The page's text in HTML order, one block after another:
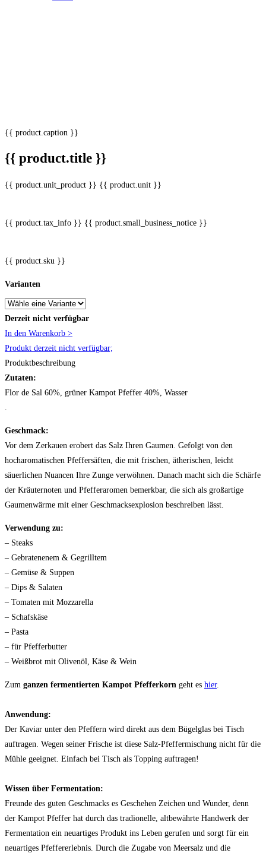
{{ product.caption }}
{{ product.title }}
{{ product.unit_product }} {{ product.unit }}
{{ product.tax_info }} {{ product.small_business_notice }}
{{ product.sku }}
Varianten
Derzeit nicht verfügbar
In den Warenkorb >
Produkt derzeit nicht verfügbar;
Produktbeschreibung
Zutaten:
Flor de Sal 60%, grüner Kampot Pfeffer 40%, Wasser
Geschmack:
Vor dem Zerkauen erobert das Salz Ihren Gaumen. Gefolgt von den
hocharomatischen Pfeffersäften, die mit frischen, ätherischen, leicht
säuerlichen Nuancen Ihre Zunge verwöhnen. Danach macht sich die Schärfe
der Kräuternoten und Pfefferaromen bemerkbar, die sich als großartige
Gaumenwärme mit einer Geschmacksexplosion beschreiben lässt.
Verwendung zu:
– Steaks
– Gebratenenem & Gegrilltem
– Gemüse & Suppen
– Dips & Salaten
– Tomaten mit Mozzarella
– Schafskäse
– Pasta
– für Pfefferbutter
– Weißbrot mit Olivenöl, Käse & Wein
Zum ganzen fermentierten Kampot Pfefferkorn geht es hier.
Anwendung:
Der Kaviar unter den Pfeffern wird direkt aus dem Bügelglas bei Tisch
auftragen. Wegen seiner Frische ist diese Salz-Pfeffermischung nicht für die
Mühle geeignet. Einfach bei Tisch als Topping auftragen!
Wissen über Fermentation:
Freunde des guten Geschmacks es Geschehen Zeichen und Wunder, denn
der Kampot Pfeffer hat durch das tradionelle, altbewährte Handwerk der
Fermentation ein neuartiges Produkt ins Leben gerufen und sorgt für ein
neuartiges Pfeffererlebnis. Durch die Zugabe von Meersalz und die